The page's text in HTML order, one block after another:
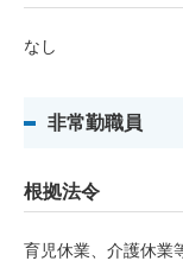
なし
非常勤職員
根拠法令
育児休業、介護休業